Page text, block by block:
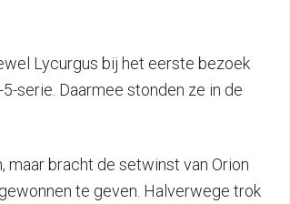
Lycurgus bij het eerste bezoek
serie. Daarmee stonden ze in de
bracht de setwinst van Orion
te geven. Halverwege trok